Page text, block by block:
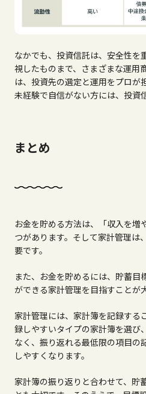
なかでも、投資信託は、安全性を
視したものまで、さまざまな運用
は、投資先の選定と運用をプロが
未経験で自信がない方には、投資
まとめ
お金を貯める方法は、「収入を増
つがあります。そして家計管理は
要です。
また、お金を貯めるには、貯蓄目
ができる家計管理を目指すことが
家計管理には、家計簿を記録する
録しやすいタイプの家計簿を選び
なく、振り返れる最低限の項目の
しやすくなります。
家計簿の振り返りと合わせて、貯